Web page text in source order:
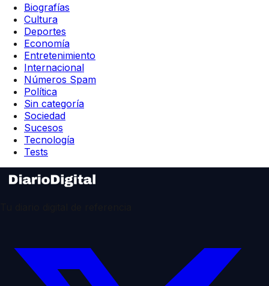
Biografías
Cultura
Deportes
Economía
Entretenimiento
Internacional
Números Spam
Política
Sin categoría
Sociedad
Sucesos
Tecnología
Tests